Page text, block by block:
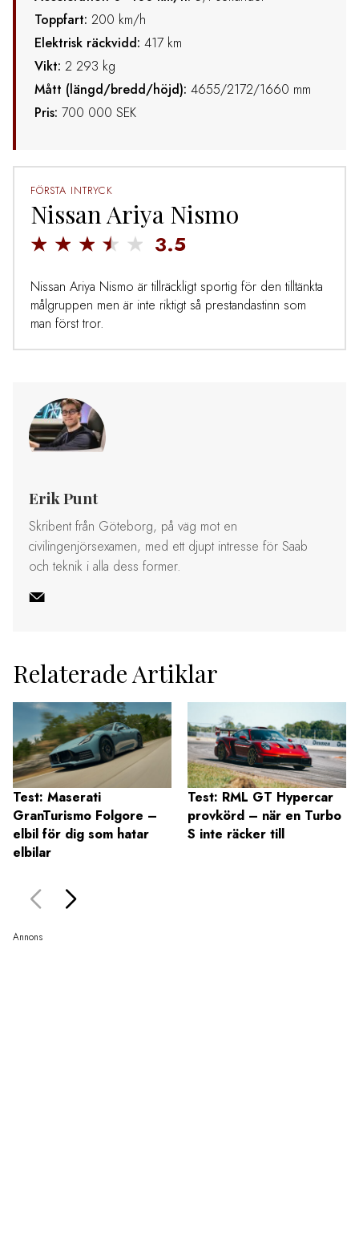
Toppfart: 200 km/h
Elektrisk räckvidd: 417 km
Vikt: 2 293 kg
Mått (längd/bredd/höjd): 4655/2172/1660 mm
Pris: 700 000 SEK
FÖRSTA INTRYCK
Nissan Ariya Nismo
3.5
Nissan Ariya Nismo är tillräckligt sportig för den tilltänkta
målgruppen men är inte riktigt så prestandastinn som
man först tror.
Erik Punt
Skribent från Göteborg, på väg mot en
civilingenjörsexamen, med ett djupt intresse för Saab
och teknik i alla dess former.
Relaterade Artiklar
Test: Maserati
GranTurismo Folgore –
elbil för dig som hatar
elbilar
Test: RML GT Hypercar
provkörd – när en Turbo
S inte räcker till
Annons